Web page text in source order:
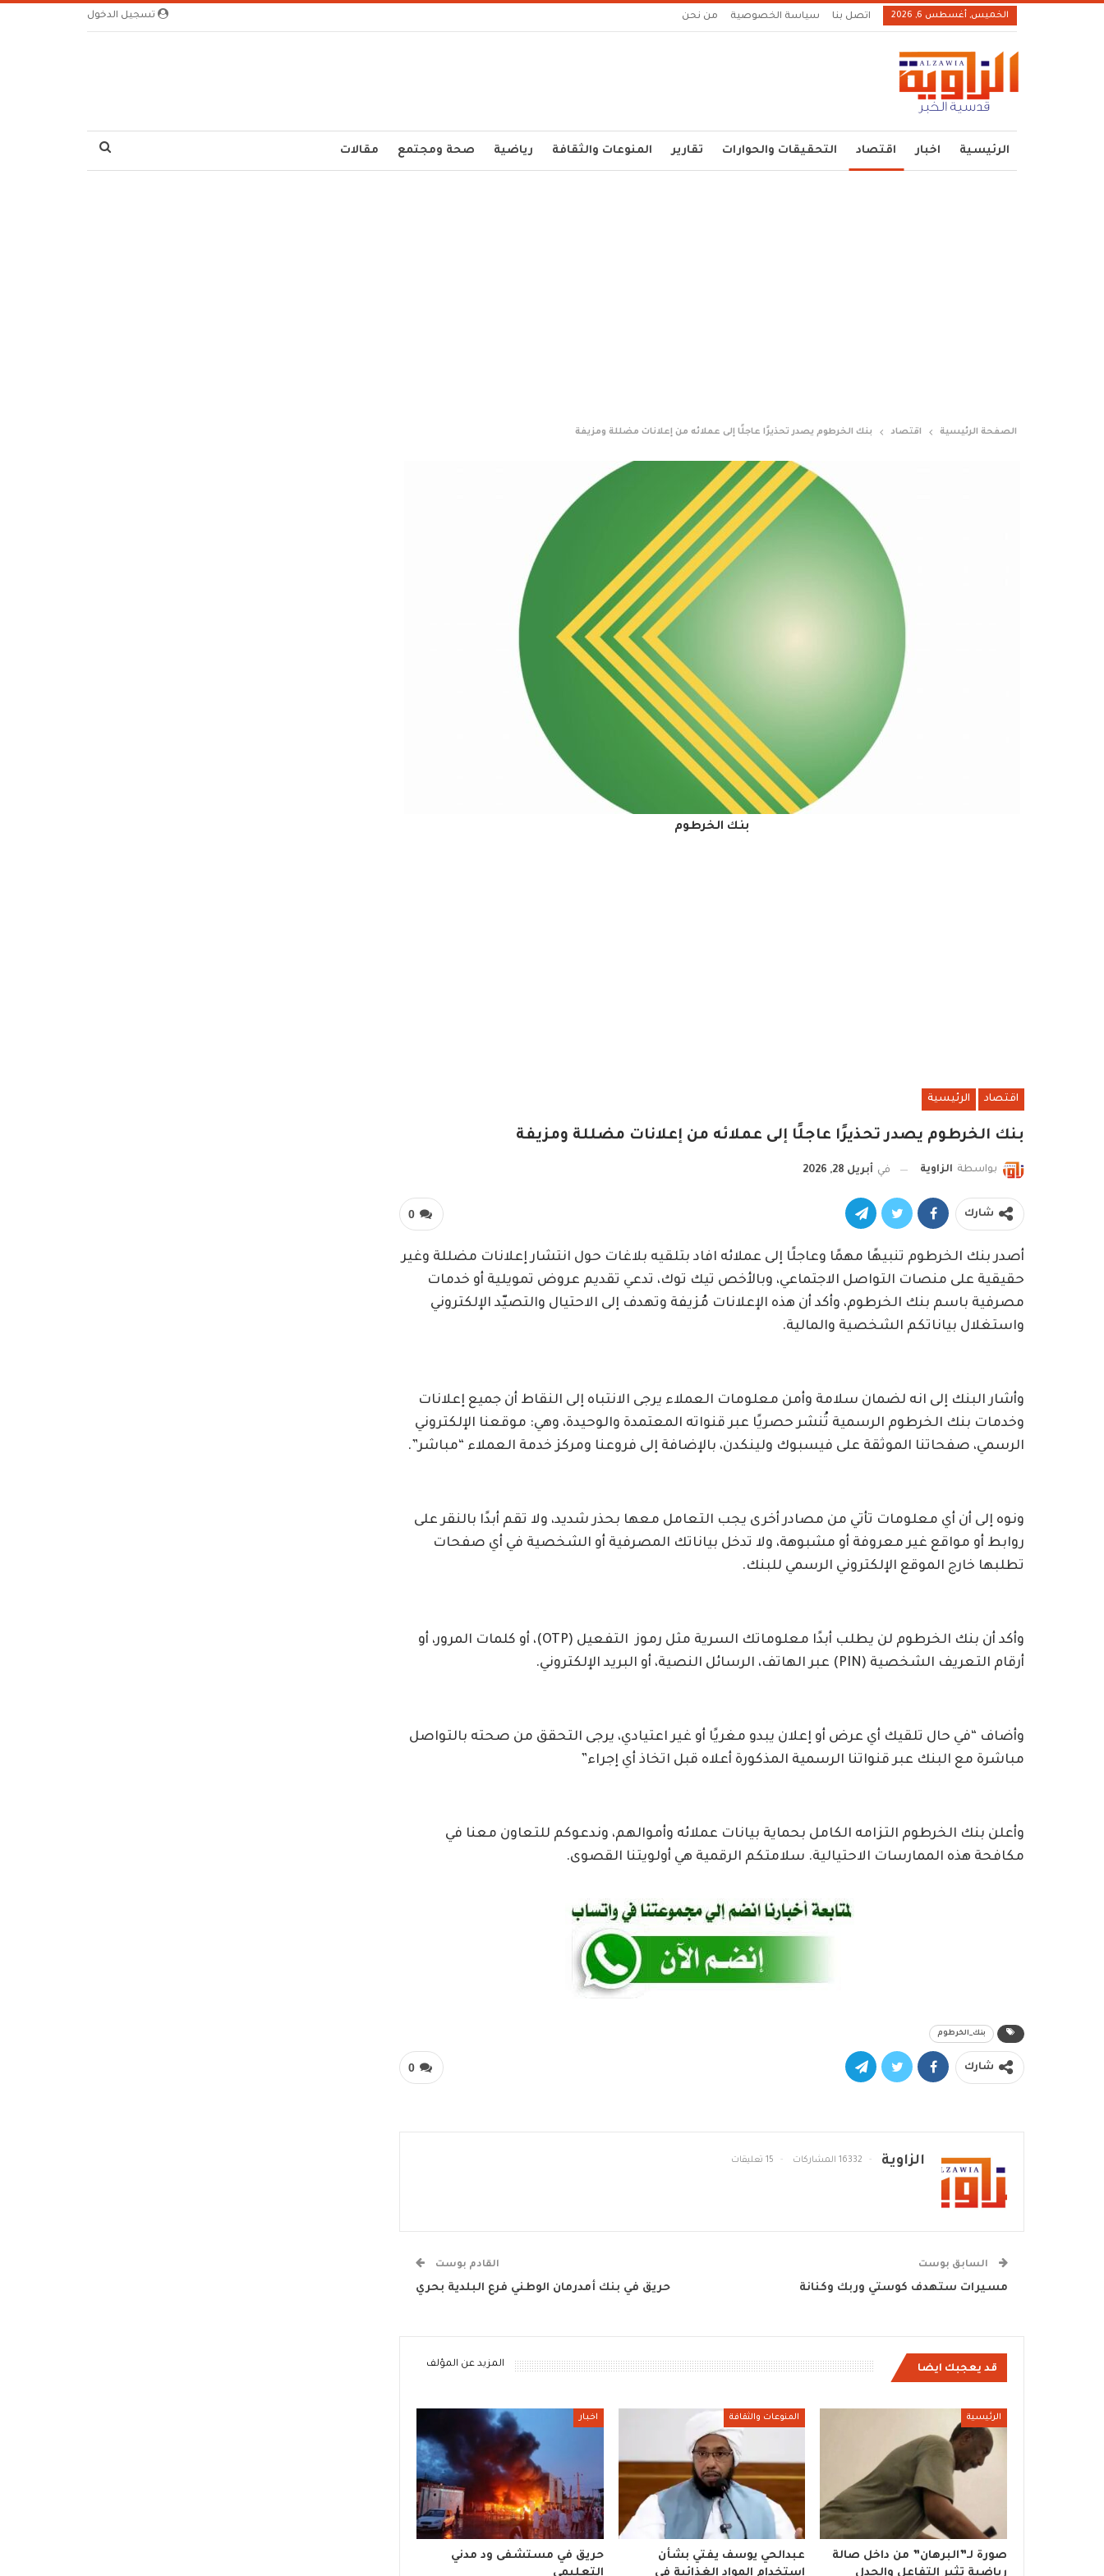
تسجيل الدخول الخميس, أغسطس 6, 2026 اتصل بنا سياسة الخصوصية من نحن
الرئيسية اخبار اقتصاد التحقيقات والحوارات تقارير المنوعات والثقافة رياضية صحة ومجتمع مقالات
الصفحة الرئيسية اقتصاد بنك الخرطوم يصدر تحذيرًا عاجلًا إلى عملائه من إعلانات مضللة ومزيفة
بنك الخرطوم
اقتصاد الرئيسية
بنك الخرطوم يصدر تحذيرًا عاجلًا إلى عملائه من إعلانات مضللة ومزيفة
بواسطة الزاوية في أبريل 28, 2026
0 شارك
أصدر بنك الخرطوم تنبيهًا مهمًا وعاجلًا إلى عملائه افاد بتلقيه بلاغات حول انتشار إعلانات مضللة وغير
حقيقية على منصات التواصل الاجتماعي، وبالأخص تيك توك، تدعي تقديم عروض تمويلية أو خدمات
مصرفية باسم بنك الخرطوم، وأكد أن هذه الإعلانات مُزيفة وتهدف إلى الاحتيال والتصيّد الإلكتروني
واستغلال بياناتكم الشخصية والمالية.
وأشار البنك إلى انه لضمان سلامة وأمن معلومات العملاء يرجى الانتباه إلى النقاط أن جميع إعلانات
وخدمات بنك الخرطوم الرسمية تُنشر حصريًا عبر قنواته المعتمدة والوحيدة، وهي: موقعنا الإلكتروني
الرسمي، صفحاتنا الموثقة على فيسبوك ولينكدن، بالإضافة إلى فروعنا ومركز خدمة العملاء “مباشر”.
ونوه إلى أن أي معلومات تأتي من مصادر أخرى يجب التعامل معها بحذر شديد، ولا تقم أبدًا بالنقر على
روابط أو مواقع غير معروفة أو مشبوهة، ولا تدخل بياناتك المصرفية أو الشخصية في أي صفحات
تطلبها خارج الموقع الإلكتروني الرسمي للبنك.
وأكد أن بنك الخرطوم لن يطلب أبدًا معلوماتك السرية مثل رموز التفعيل (OTP)، أو كلمات المرور، أو
أرقام التعريف الشخصية (PIN) عبر الهاتف، الرسائل النصية، أو البريد الإلكتروني.
وأضاف “في حال تلقيك أي عرض أو إعلان يبدو مغريًا أو غير اعتيادي، يرجى التحقق من صحته بالتواصل
مباشرة مع البنك عبر قنواتنا الرسمية المذكورة أعلاه قبل اتخاذ أي إجراء”
وأعلن بنك الخرطوم التزامه الكامل بحماية بيانات عملائه وأموالهم، وندعوكم للتعاون معنا في
مكافحة هذه الممارسات الاحتيالية. سلامتكم الرقمية هي أولويتنا القصوى.
بنك_الخرطوم
0 شارك
الزاوية 16332 المشاركات 15 تعليقات
السابق بوست
مسيرات ستهدف كوستي وربك وكنانة
القادم بوست
حريق في بنك أمدرمان الوطني فرع البلدية بحري
قد يعجبك ايضا المزيد عن المؤلف
الرئيسية
صورة لـ”البرهان” من داخل صالة
رياضية تثير التفاعل والجدل
المنوعات والثقافة
عبدالحي يوسف يفتي بشأن
استخدام المواد الغذائية في
اخبار
حريق في مستشفى ود مدني
التعليمي